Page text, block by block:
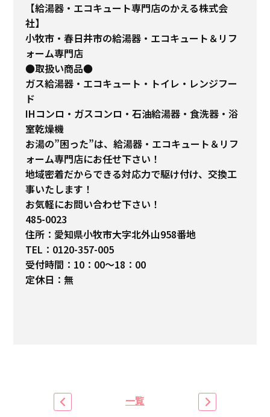
【給湯器・エコキュート専門店のかえる株式会
社】
小牧市・春日井市の給湯器・エコキュート＆リフ
ォーム専門店
●取扱い商品●
ガス給湯器・エコキュート・トイレ・レンジフー
ド
IHコンロ・ガスコンロ・石油給湯器・食洗器・浴
室乾燥機
お湯の”困った”は、給湯器・エコキュート＆リフ
ォーム専門店にお任せ下さい！
地域密着だからできる対応力で駆け付け、交換工
事いたします！
お気軽にお問い合わせ下さい！
485-0023
住所：愛知県小牧市大字北外山958番地
TEL：0120-357-005
受付時間：10：00～18：00
定休日：無
一覧